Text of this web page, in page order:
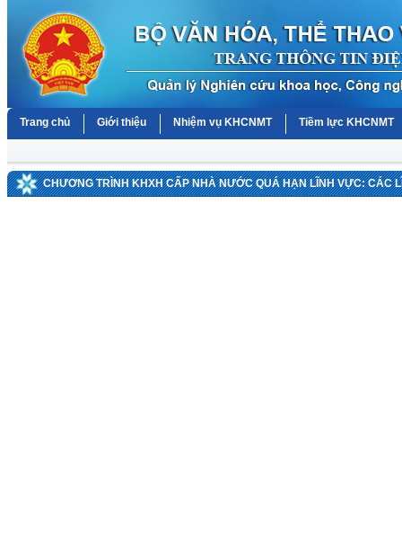
Trang chủ Giới thiệu Nhiệm vụ KHCNMT Tiềm lực KHCNMT
CHƯƠNG TRÌNH KHXH CẤP NHÀ NƯỚC QUÁ HẠN LĨNH VỰC: CÁC